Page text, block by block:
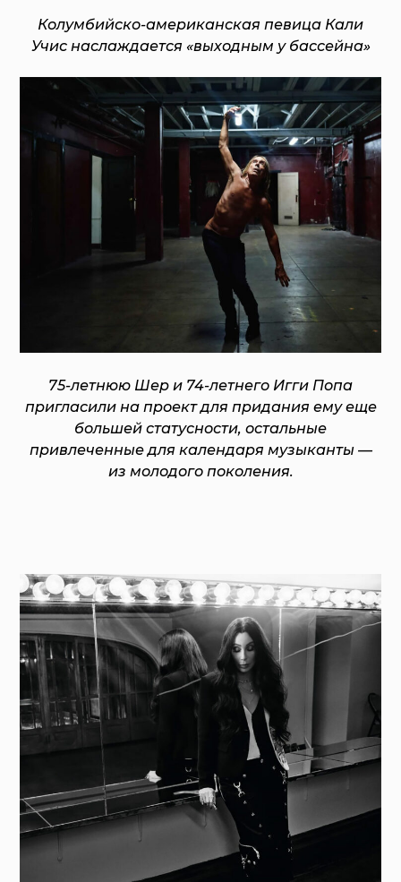
Колумбийско-американская певица Кали
Учис наслаждается «выходным у бассейна»
75-летнюю Шер и 74-летнего Игги Попа
пригласили на проект для придания ему еще
большей статусности, остальные
привлеченные для календаря музыканты —
из молодого поколения.